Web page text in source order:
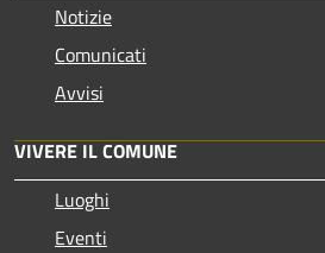
Notizie
Comunicati
Avvisi
VIVERE IL COMUNE
Luoghi
Eventi